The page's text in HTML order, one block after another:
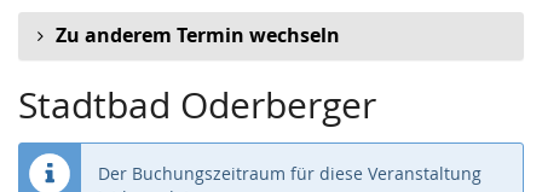
Zu anderem Termin wechseln
Stadtbad Oderberger
Der Buchungszeitraum für diese Veranstaltung